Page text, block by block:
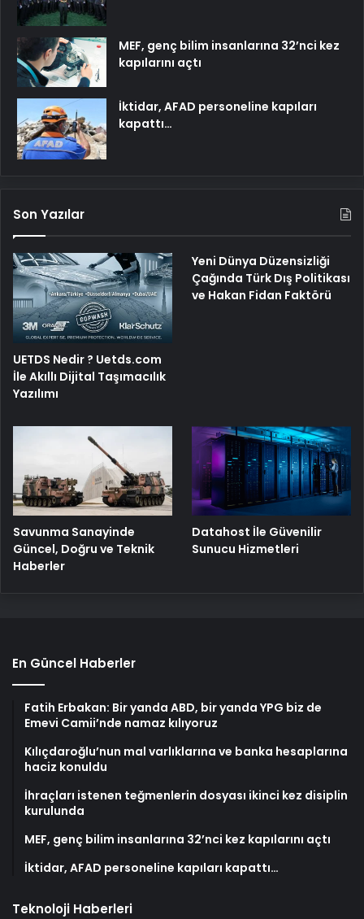
MEF, genç bilim insanlarına 32’nci kez
kapılarını açtı
İktidar, AFAD personeline kapıları
kapattı…
Son Yazılar
UETDS Nedir ? Uetds.com
İle Akıllı Dijital Taşımacılık
Yazılımı
Yeni Dünya Düzensizliği
Çağında Türk Dış Politikası
ve Hakan Fidan Faktörü
Savunma Sanayinde
Güncel, Doğru ve Teknik
Haberler
Datahost İle Güvenilir
Sunucu Hizmetleri
En Güncel Haberler
Fatih Erbakan: Bir yanda ABD, bir yanda YPG biz de
Emevi Camii’nde namaz kılıyoruz
Kılıçdaroğlu’nun mal varlıklarına ve banka hesaplarına
haciz konuldu
İhraçları istenen teğmenlerin dosyası ikinci kez disiplin
kurulunda
MEF, genç bilim insanlarına 32’nci kez kapılarını açtı
İktidar, AFAD personeline kapıları kapattı…
Teknoloji Haberleri